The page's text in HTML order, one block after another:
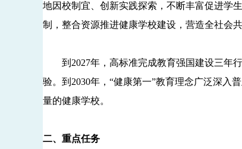
地因校制宜、创新实践探索，不断丰富促进学
制，整合资源推进健康学校建设，营造全社会
到2027年，高标准完成教育强国建设三年行
验。到2030年，“健康第一”教育理念广泛深入
量的健康学校。
二、重点任务